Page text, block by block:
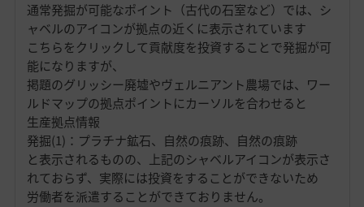
入
通常発掘が可能なポイント（古代の石室など）では、シ
ャベルのアイコンが拠点の近くに表示されています
こちらをクリックして貢献度を投資することで発掘が可
能になりますが、
掲題のグリッシー廃墟やヴェルニアント農場では、ワー
ルドマップの拠点ポイントにカーソルを合わせると
生産拠点情報
発掘(1)：プラチナ鉱石、自然の痕跡、自然の痕跡
と表示されるものの、上記のシャベルアイコンが表示さ
れておらず、実際には投資をすることができないため
労働者を派遣することができておりません。